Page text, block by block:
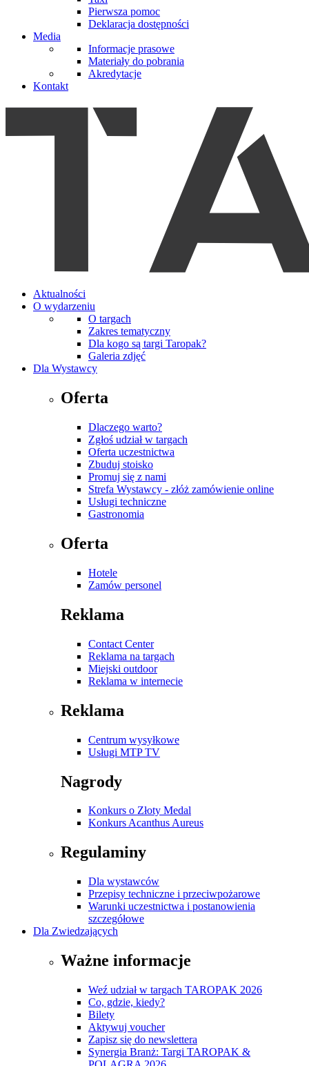
Pierwsza pomoc
Deklaracja dostępności
Media
Informacje prasowe
Materiały do pobrania
Akredytacje
Kontakt
Aktualności
O wydarzeniu
O targach
Zakres tematyczny
Dla kogo są targi Taropak?
Galeria zdjęć
Dla Wystawcy
Oferta
Dlaczego warto?
Zgłoś udział w targach
Oferta uczestnictwa
Zbuduj stoisko
Promuj się z nami
Strefa Wystawcy - złóż zamówienie online
Usługi techniczne
Gastronomia
Oferta
Hotele
Zamów personel
Reklama
Contact Center
Reklama na targach
Miejski outdoor
Reklama w internecie
Reklama
Centrum wysyłkowe
Usługi MTP TV
Nagrody
Konkurs o Złoty Medal
Konkurs Acanthus Aureus
Regulaminy
Dla wystawców
Przepisy techniczne i przeciwpożarowe
Warunki uczestnictwa i postanowienia
szczegółowe
Dla Zwiedzających
Ważne informacje
Weź udział w targach TAROPAK 2026
Co, gdzie, kiedy?
Bilety
Aktywuj voucher
Zapisz się do newslettera
Synergia Branż: Targi TAROPAK &